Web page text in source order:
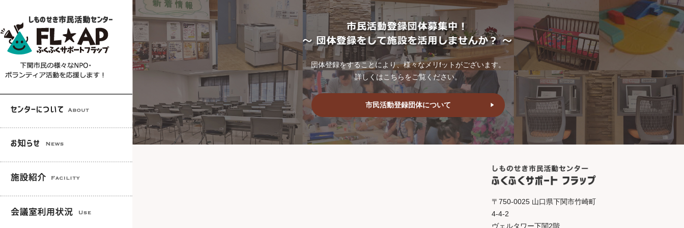
団体登録をすることにより、様々なメリfットがございます。
詳しくはこちらをご覧ください。
市民活動登録団体について
〒750-0025 山口県下関市竹崎町
4-4-2
ヴェルタワー下関2階